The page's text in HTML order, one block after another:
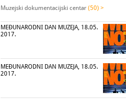
Muzejski dokumentacijski centar (50) >
MEĐUNARODNI DAN MUZEJA, 18.05.
2017.
MEĐUNARODNI DAN MUZEJA, 18.05.
2017.